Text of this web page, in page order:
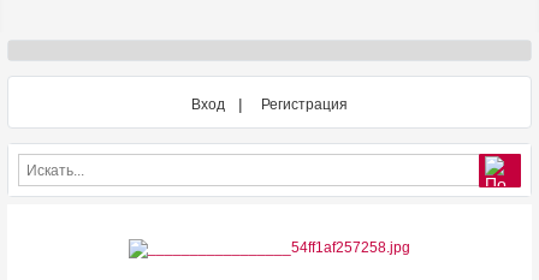
Вход Регистрация